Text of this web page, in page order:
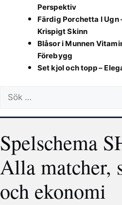
Perspektiv
Färdig Porchetta I Ugn
Krispigt Skinn
Blåsor i Munnen
Förebygg
Set kjol och topp –
Sök
efter:
Spelschema
Alla matcher,
och ekonomi